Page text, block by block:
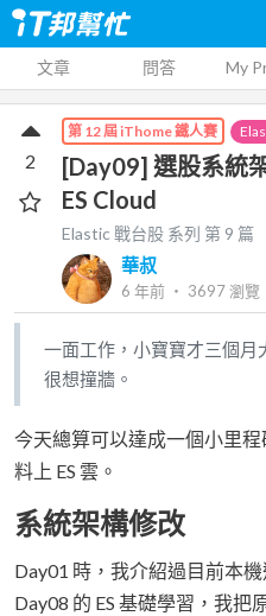
文章 問答 My
第 12 屆 iThome 鐵人賽
[Day09] 選股系統
ES Cloud
Elastic 戰台股 系列 第 9 篇
華叔
6 年前 ‧ 3697瀏覽
2
一面工作，小寶寶才三個月
很想撞牆。
今天總算可以達成一個小里
料上 ES 雲。
系統架構修改
Day01 時，我介紹過目前本
Day08 的 ES 基礎學習，我把